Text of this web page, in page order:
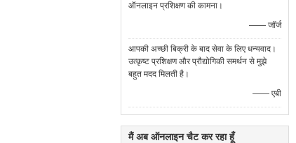
ऑनलाइन प्रशिक्षण की कामना।
—— जॉर्ज
आपकी अच्छी बिक्री के बाद सेवा के लिए धन्यवाद।
उत्कृष्ट प्रशिक्षण और प्रौद्योगिकी समर्थन से मुझे
बहुत मदद मिलती है।
—— एबी
मैं अब ऑनलाइन चैट कर रहा हूँ